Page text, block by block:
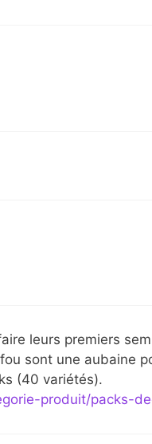
leurs premiers
sont une aubaine
(40 variétés).
produit/packs-